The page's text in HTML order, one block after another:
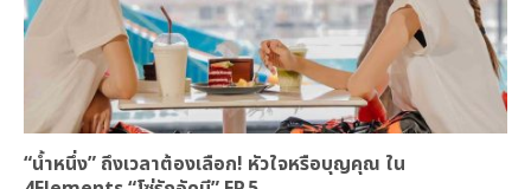
“น้ำหนึ่ง” ถึงเวลาต้องเลือก! หัวใจหรือบุญคุณ ใน